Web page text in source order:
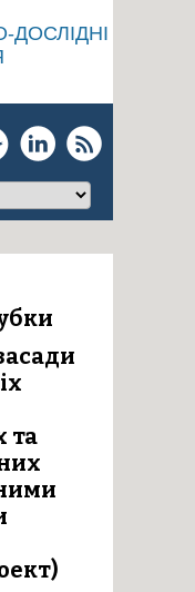
ДОСЛІДНІ
та